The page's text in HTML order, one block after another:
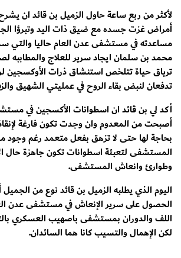
لأكثر من ربع ساعة حاول الزميل بن قائد ان
أمراض غزت جسده مع ضيق ذات اليد وتبرؤا
مساعدته في مستشفى عدن العام حاليا
محمد بن سلمان ايجاد سرير للعلاج والمطاببه
ترياق حياة تتلخص استنشاق ذرات الأوكسجين
تدفعان لنبض بقاء الروح في عمليتي الشهيق
أكد لي بن قائد ان اسطوانات الأكسجين في
أصبحت من المعدوم وان وجدت تكون فارغة
بحاجة لها حتى لا تزهق بفعل متعمد رغم
المستشفى لتعبئة اسطوانات تكون جاهزة حال
وطوارئ وانعاش المستشفى.
اليوم الذي يطلبه الزميل بن قائد نوع من
الحصول على سرير الإنعاش في مستشفى عدن
اللف والدوران بمستشفى باصهيب العسكري
لكن الإهمال والتسيب كانا هما السائدان.